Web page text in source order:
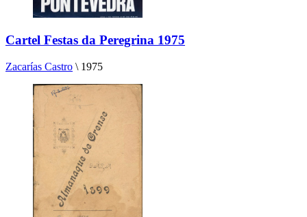
Cartel Festas da Peregrina 1975
Zacarías Castro \ 1975